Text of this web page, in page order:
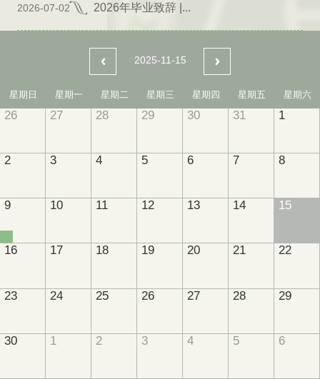
2026-07-02 2026年毕业致辞 |...
2025-11-15
星期日 星期一 星期二 星期三 星期四 星期五 星期六
26 27 28 29 30 31 1
2 3 4 5 6 7 8
9 10 11 12 13 14 15
16 17 18 19 20 21 22
23 24 25 26 27 28 29
30 1 2 3 4 5 6